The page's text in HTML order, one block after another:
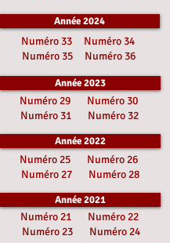
Année 2024
Numéro 33
Numéro 34
Numéro 35
Numéro 36
Année 2023
Numéro 29
Numéro 30
Numéro 31
Numéro 32
Année 2022
Numéro 25
Numéro 26
Numéro 27
Numéro 28
Année 2021
Numéro 21
Numéro 22
Numéro 23
Numéro 24